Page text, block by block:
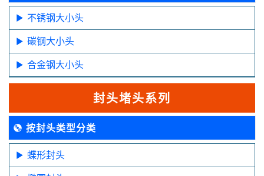
不锈钢大小头
碳钢大小头
合金钢大小头
封头堵头系列
按封头类型分类
蝶形封头